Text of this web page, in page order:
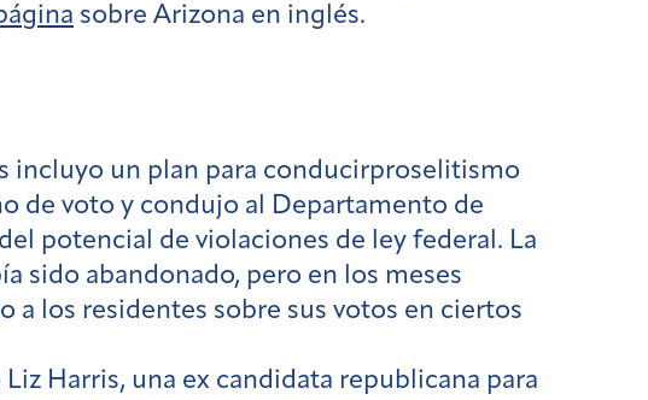
sobre Arizona en inglés.
incluyo un plan para conducirproselitismo
de voto y condujo al Departamento de
potencial de violaciones de ley federal. La
sido abandonado, pero en los meses
los residentes sobre sus votos en ciertos
Harris, una ex candidata republicana para